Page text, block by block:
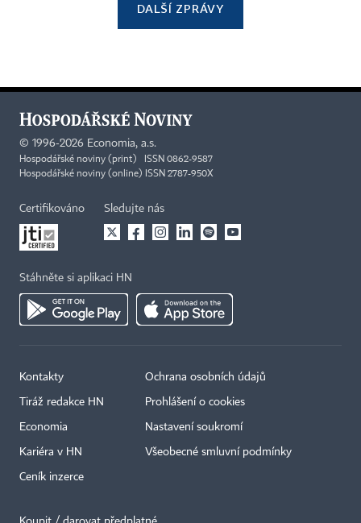
DALŠÍ ZPRÁVY
© 1996-2026 Economia, a.s.
Hospodářské noviny (print) ISSN 0862-9587
Hospodářské noviny (online) ISSN 2787-950X
Certifikováno Sledujte nás
Stáhněte si aplikaci HN
Kontakty
Tiráž redakce HN
Economia
Kariéra v HN
Ceník inzerce
Ochrana osobních údajů
Prohlášení o cookies
Nastavení soukromí
Všeobecné smluvní podmínky